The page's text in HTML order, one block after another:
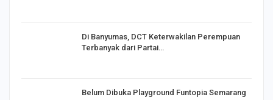
Di Banyumas, DCT Keterwakilan Perempuan
Terbanyak dari Partai…
Belum Dibuka Playground Funtopia Semarang